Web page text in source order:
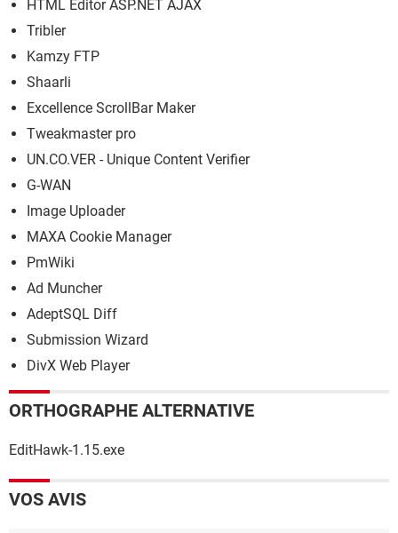
HTML Editor ASP.NET AJAX
Tribler
Kamzy FTP
Shaarli
Excellence ScrollBar Maker
Tweakmaster pro
UN.CO.VER - Unique Content Verifier
G-WAN
Image Uploader
MAXA Cookie Manager
PmWiki
Ad Muncher
AdeptSQL Diff
Submission Wizard
DivX Web Player
ORTHOGRAPHE ALTERNATIVE
EditHawk-1.15.exe
VOS AVIS